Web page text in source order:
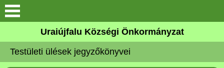
Köszöntő
Elérhetőségek
Uraiújfalu Községi Önkormányzat
Testületi ülések jegyzőkönyvei